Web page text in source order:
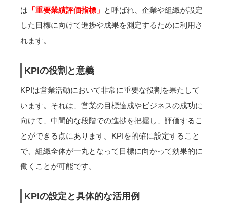
は 「重要業績評価指標」 と呼ばれ、企業や組織が設定
した目標に向けて進捗や成果を測定するために利用さ
れます。
KPIの役割と意義
KPIは営業活動において非常に重要な役割を果たして
います。それは、営業の目標達成やビジネスの成功に
向けて、中間的な段階での進捗を把握し、評価するこ
とができる点にあります。KPIを的確に設定すること
で、組織全体が一丸となって目標に向かって効果的に
働くことが可能です。
KPIの設定と具体的な活用例